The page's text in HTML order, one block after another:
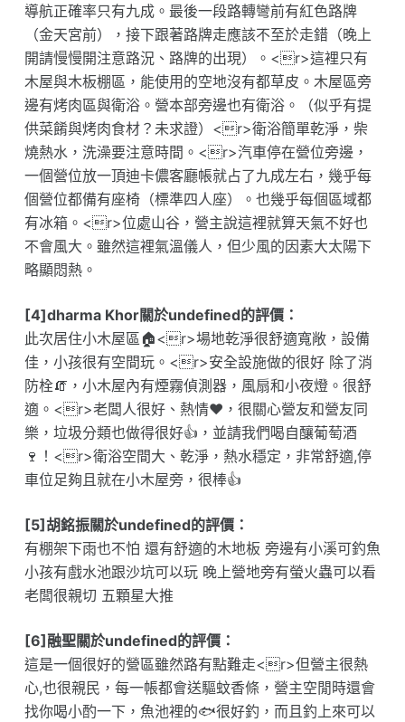
導航正確率只有九成。最後一段路轉彎前有紅色路牌
（金天宮前），接下跟著路牌走應該不至於走錯（晚上
開請慢慢開注意路況、路牌的出現）。<r>這裡只有
木屋與木板棚區，能使用的空地沒有都草皮。木屋區旁
邊有烤肉區與衛浴。營本部旁邊也有衛浴。（似乎有提
供菜餚與烤肉食材？未求證）<r>衛浴簡單乾淨，柴
燒熱水，洗澡要注意時間。<r>汽車停在營位旁邊，
一個營位放一頂迪卡儂客廳帳就占了九成左右，幾乎每
個營位都備有座椅（標準四人座）。也幾乎每個區域都
有冰箱。<r>位處山谷，營主說這裡就算天氣不好也
不會風大。雖然這裡氣溫儀人，但少風的因素大太陽下
略顯悶熱。
[4]dharma Khor關於undefined的評價：
此次居住小木屋區🏠<r>場地乾淨很舒適寬敞，設備
佳，小孩很有空間玩。<r>安全設施做的很好 除了消
防栓🧯，小木屋內有煙霧偵測器，風扇和小夜燈。很舒
適。<r>老闆人很好、熱情❤️，很關心營友和營友同
樂，垃圾分類也做得很好👍，並請我們喝自釀葡萄酒
🍷！<r>衛浴空間大、乾淨，熱水穩定，非常舒適,停
車位足夠且就在小木屋旁，很棒👍
[5]胡銘振關於undefined的評價：
有棚架下雨也不怕 還有舒適的木地板 旁邊有小溪可釣魚
小孩有戲水池跟沙坑可以玩 晚上營地旁有螢火蟲可以看
老闆很親切 五顆星大推
[6]融聖關於undefined的評價：
這是一個很好的營區雖然路有點難走<r>但營主很熱
心,也很親民，每一帳都會送驅蚊香條，營主空閒時還會
找你喝小酌一下，魚池裡的🐟很好釣，而且釣上來可以